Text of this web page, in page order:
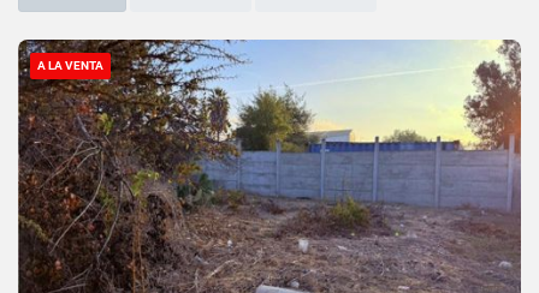
A LA VENTA